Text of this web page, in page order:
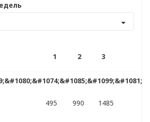
1 2 3
495 990 1485